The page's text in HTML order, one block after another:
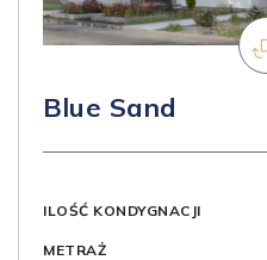
Blue Sand
ILOŚĆ KONDYGNACJI
METRAŻ